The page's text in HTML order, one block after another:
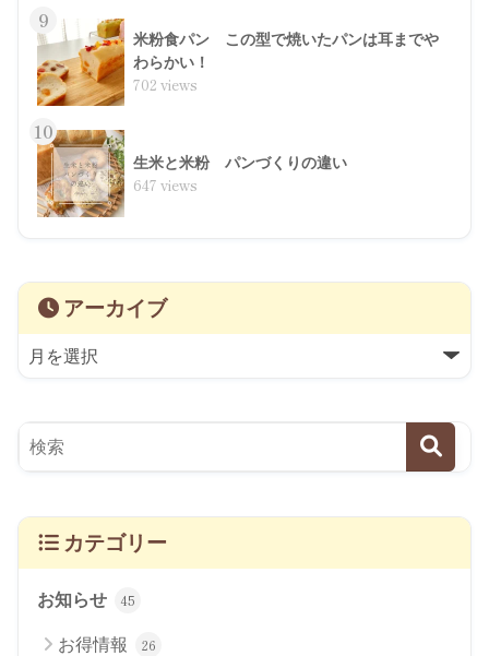
9
米粉食パン この型で焼いたパンは耳までや
わらかい！
702 views
10
生米と米粉 パンづくりの違い
647 views
アーカイブ
カテゴリー
お知らせ 45
お得情報 26